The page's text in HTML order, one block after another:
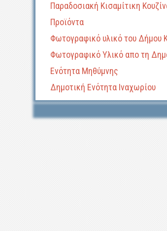
Παραδοσιακή Κισαμίτικη
Προϊόντα
Φωτογραφικό υλικό του Δήμου
Φωτογραφικό Υλικό απο τη
Ενότητα Μηθύμνης
Δημοτική Ενότητα Ιναχωρίου